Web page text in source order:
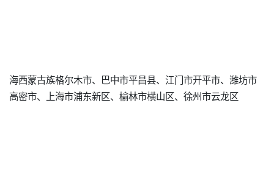
海西蒙古族格尔木市、巴中市平昌县、江门市开平市、潍坊市
高密市、上海市浦东新区、榆林市横山区、徐州市云龙区